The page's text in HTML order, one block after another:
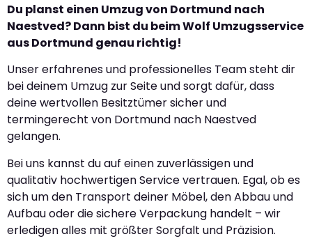
Du planst einen Umzug von Dortmund nach
Naestved? Dann bist du beim Wolf Umzugsservice
aus Dortmund genau richtig!
Unser erfahrenes und professionelles Team steht dir
bei deinem Umzug zur Seite und sorgt dafür, dass
deine wertvollen Besitztümer sicher und
termingerecht von Dortmund nach Naestved
gelangen.
Bei uns kannst du auf einen zuverlässigen und
qualitativ hochwertigen Service vertrauen. Egal, ob es
sich um den Transport deiner Möbel, den Abbau und
Aufbau oder die sichere Verpackung handelt – wir
erledigen alles mit größter Sorgfalt und Präzision.